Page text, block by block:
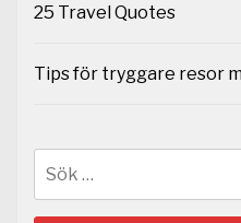
25 Travel Quotes
Tips för tryggare resor